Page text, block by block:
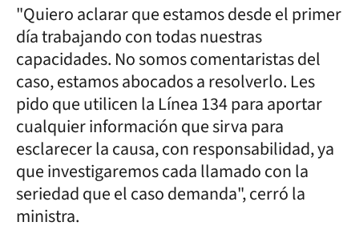
"Quiero aclarar que estamos desde el primer
día trabajando con todas nuestras
capacidades. No somos comentaristas del
caso, estamos abocados a resolverlo. Les
pido que utilicen la Línea 134 para aportar
cualquier información que sirva para
esclarecer la causa, con responsabilidad, ya
que investigaremos cada llamado con la
seriedad que el caso demanda", cerró la
ministra.